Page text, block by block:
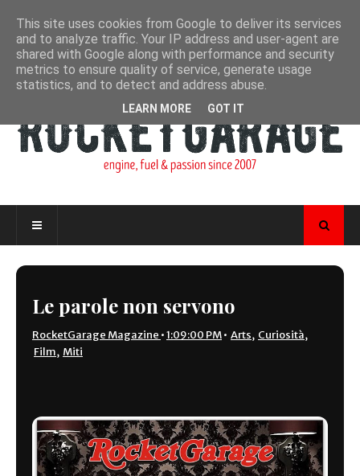
Le parole non servono
RocketGarage Magazine •1:09:00 PM• Arts, Curiosità,
Film, Miti
This site uses cookies from Google to deliver its services
and to analyze traffic. Your IP address and user-agent are
shared with Google along with performance and security
metrics to ensure quality of service, generate usage
statistics, and to detect and address abuse.
LEARN MORE GOT IT